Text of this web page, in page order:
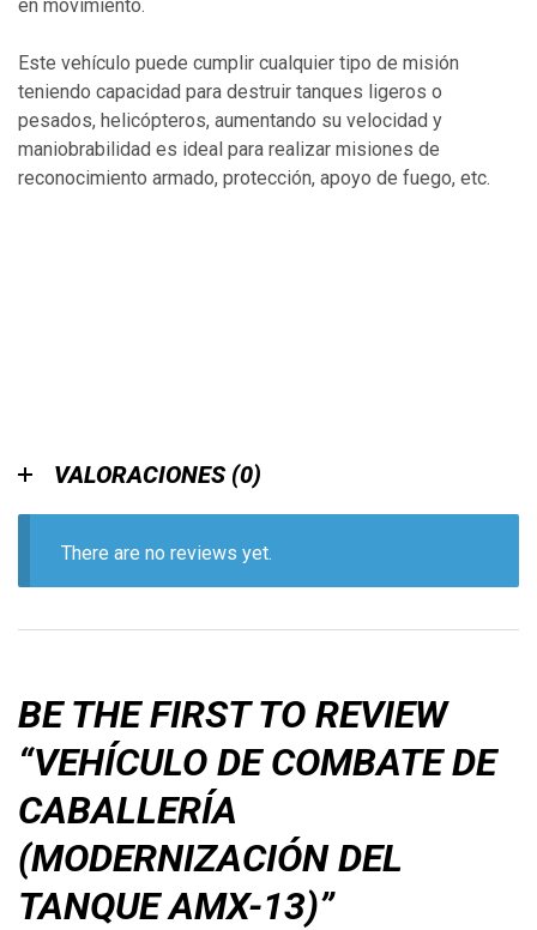
en movimiento.
Este vehículo puede cumplir cualquier tipo de misión
teniendo capacidad para destruir tanques ligeros o
pesados, helicópteros, aumentando su velocidad y
maniobrabilidad es ideal para realizar misiones de
reconocimiento armado, protección, apoyo de fuego, etc.
VALORACIONES (0)
There are no reviews yet.
BE THE FIRST TO REVIEW
“VEHÍCULO DE COMBATE DE
CABALLERÍA
(MODERNIZACIÓN DEL
TANQUE AMX-13)”